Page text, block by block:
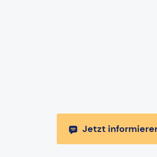
Jetzt